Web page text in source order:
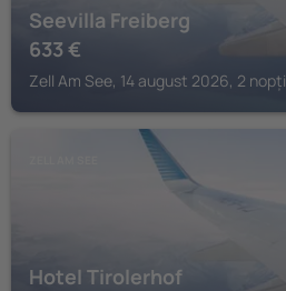
Seevilla Freiberg
633 €
Zell Am See, 14 august 2026, 2 nopți
Hotel Tirolerhof